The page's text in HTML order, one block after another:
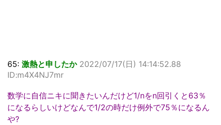
65: 激熱と申したか 2022/07/17(日) 14:14:52.88
ID:m4X4NJ7mr
数学に自信ニキに聞きたいんだけど1/nをn回引くと63％
になるらしいけどなんで1/2の時だけ例外で75％になるん
や?